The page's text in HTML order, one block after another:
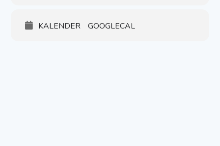
KALENDER GOOGLECAL